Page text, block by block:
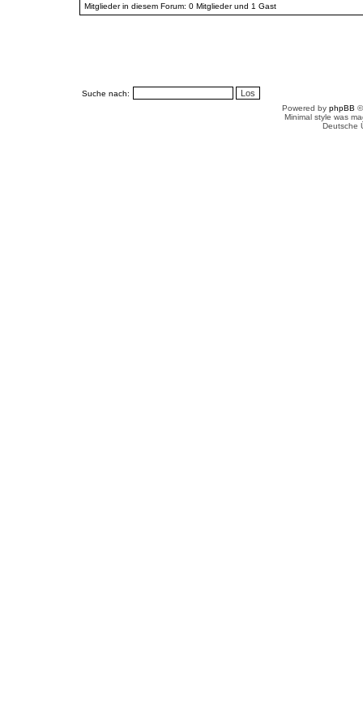
Mitglieder in diesem Forum: 0 Mitglieder und 1 Gast
Suche nach:
Powered by phpBB
Minimal style was
Deutsche